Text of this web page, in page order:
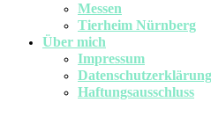
Messen
Tierheim Nürnberg
Über mich
Impressum
Datenschutzerklärung
Haftungsausschluss